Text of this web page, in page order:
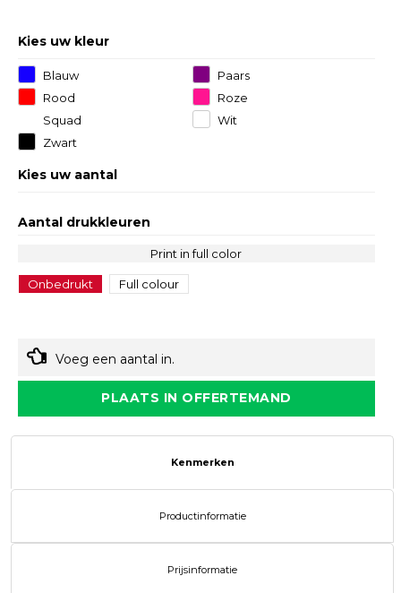
Kies uw kleur
Blauw
Paars
Rood
Roze
Squad
Wit
Zwart
Kies uw aantal
Aantal drukkleuren
Print in full color
Onbedrukt Full colour
Voeg een aantal in.
PLAATS IN OFFERTEMAND
Kenmerken
Productinformatie
Prijsinformatie